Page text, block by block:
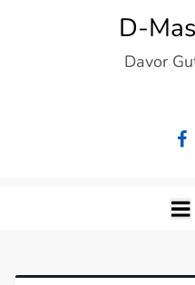
D-
Davor